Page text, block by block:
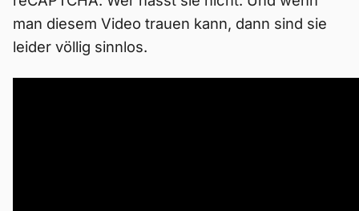
man diesem Video trauen kann, dann sind sie
leider völlig sinnlos.